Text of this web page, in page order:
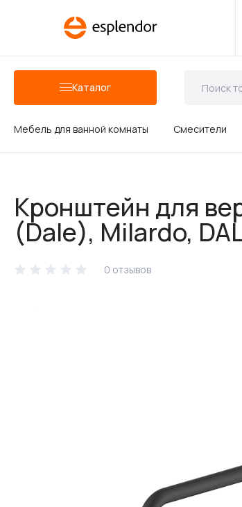
Каталог
Аксессуары для ванных комнат
Душевые аксессуары
Мебель для ванной комнаты Смесители
Кронштейн для
(Dale), Milardo,
0 отзывов